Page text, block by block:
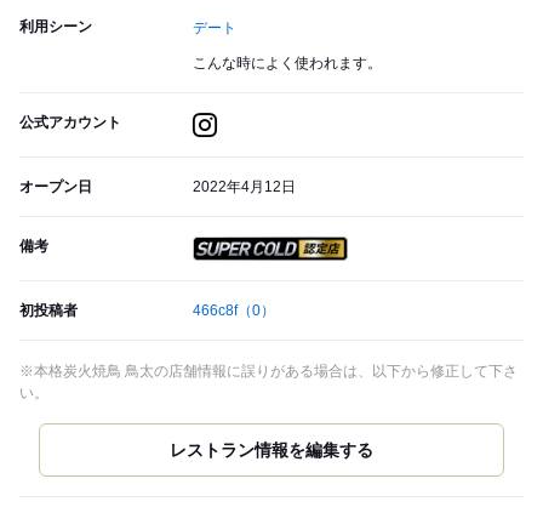
利用シーン デート
こんな時によく使われます。
公式アカウント
オープン日 2022年4月12日
備考
初投稿者 466c8f（0）
※本格炭火焼鳥 鳥太の店舗情報に誤りがある場合は、以下から修正して下さ
い。